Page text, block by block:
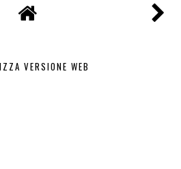
SPAGHETTI LIMONE E